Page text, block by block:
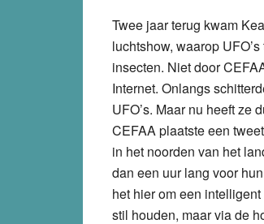
Twee jaar terug kwam
luchtshow, waarop
insecten. Niet door
Internet. Onlangs
UFO’s. Maar nu heeft ze
CEFAA plaatste een
in het noorden van het
dan een uur lang voor
het hier om een
stil houden, maar via de